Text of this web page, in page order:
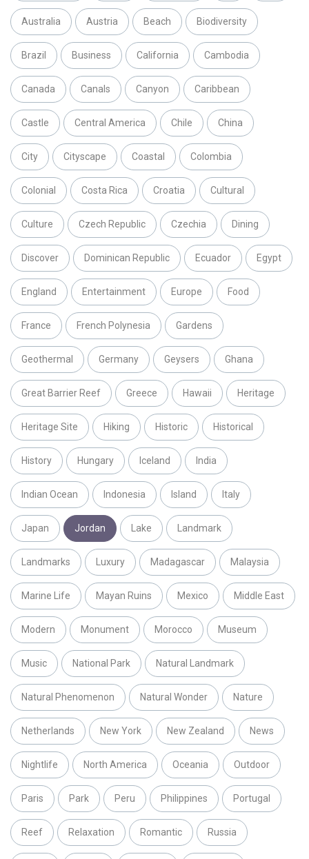
Australia Austria Beach Biodiversity
Brazil Business California Cambodia
Canada Canals Canyon Caribbean
Castle Central America Chile China
City Cityscape Coastal Colombia
Colonial Costa Rica Croatia Cultural
Culture Czech Republic Czechia Dining
Discover Dominican Republic Ecuador Egypt
England Entertainment Europe Food
France French Polynesia Gardens
Geothermal Germany Geysers Ghana
Great Barrier Reef Greece Hawaii Heritage
Heritage Site Hiking Historic Historical
History Hungary Iceland India
Indian Ocean Indonesia Island Italy
Japan Jordan Lake Landmark
Landmarks Luxury Madagascar Malaysia
Marine Life Mayan Ruins Mexico Middle East
Modern Monument Morocco Museum
Music National Park Natural Landmark
Natural Phenomenon Natural Wonder Nature
Netherlands New York New Zealand News
Nightlife North America Oceania Outdoor
Paris Park Peru Philippines Portugal
Reef Relaxation Romantic Russia